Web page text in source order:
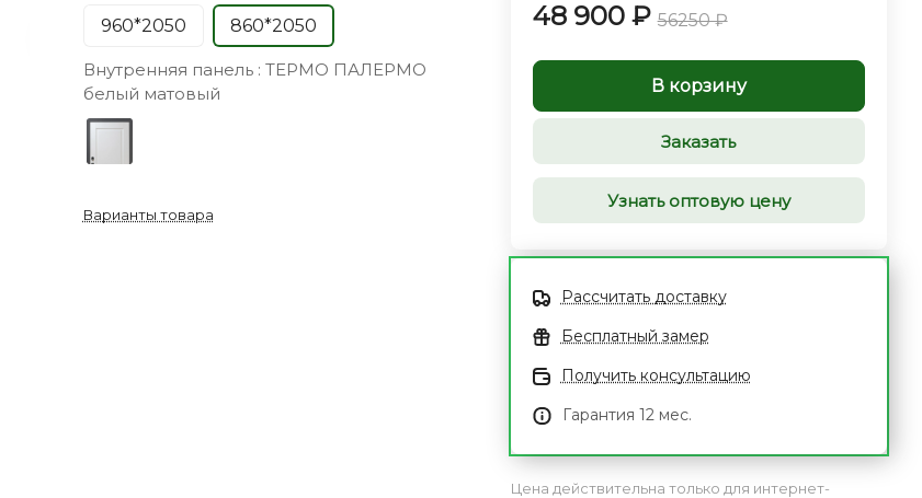
960*2050
860*2050
Внутренняя панель : ТЕРМО ПАЛЕРМО
белый матовый
Варианты товара
48 900 ₽ 56250 ₽
В корзину
Заказать
Узнать оптовую цену
Рассчитать доставку
Бесплатный замер
Получить консультацию
Гарантия 12 мес.
Цена действительна только для интернет-